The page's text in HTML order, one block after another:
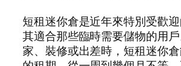
短租迷你倉是近年來特別受歡
其適合那些臨時需要儲物的用
家、裝修或出差時，短租迷你